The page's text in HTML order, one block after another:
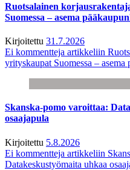
Ruotsalainen
Suomessa – asema
Kirjoitettu 31.7.2026
Ei kommentteja artikkeliin
yrityskaupat Suomessa –
Skanska-pomo varoittaa:
osaajapula
Kirjoitettu 5.8.2026
Ei kommentteja artikkeliin
Datakeskustyömaita uhkaa